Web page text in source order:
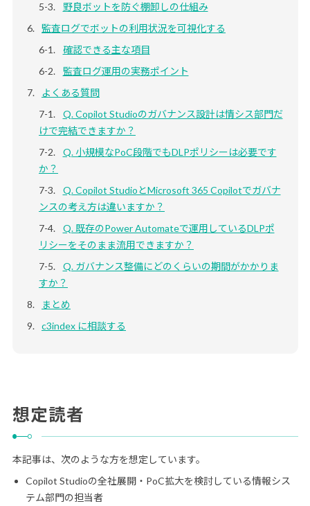
野良ボットを防ぐ棚卸しの仕組み
監査ログでボットの利用状況を可視化する
確認できる主な項目
監査ログ運用の実務ポイント
よくある質問
Q. Copilot Studioのガバナンス設計は情シス部門だ
けで完結できますか？
Q. 小規模なPoC段階でもDLPポリシーは必要です
か？
Q. Copilot StudioとMicrosoft 365 Copilotでガバナ
ンスの考え方は違いますか？
Q. 既存のPower Automateで運用しているDLPポ
リシーをそのまま流用できますか？
Q. ガバナンス整備にどのくらいの期間がかかりま
すか？
まとめ
c3index に相談する
想定読者
本記事は、次のような方を想定しています。
Copilot Studioの全社展開・PoC拡大を検討している情報シス
テム部門の担当者